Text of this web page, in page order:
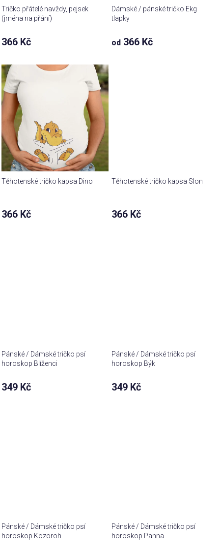
Tričko přátelé navždy, pejsek
(jména na přání)
Průměrné
hodnocení
366 Kč
Dámské / pánské tričko Ekg
tlapky
od 366 Kč
Těhotenské tričko kapsa Dino
366 Kč
Těhotenské tričko kapsa Slon
366 Kč
Pánské / Dámské tričko psí
horoskop Blíženci
349 Kč
Pánské / Dámské tričko psí
horoskop Býk
349 Kč
Pánské / Dámské tričko psí
horoskop Kozoroh
Pánské / Dámské tričko psí
horoskop Panna